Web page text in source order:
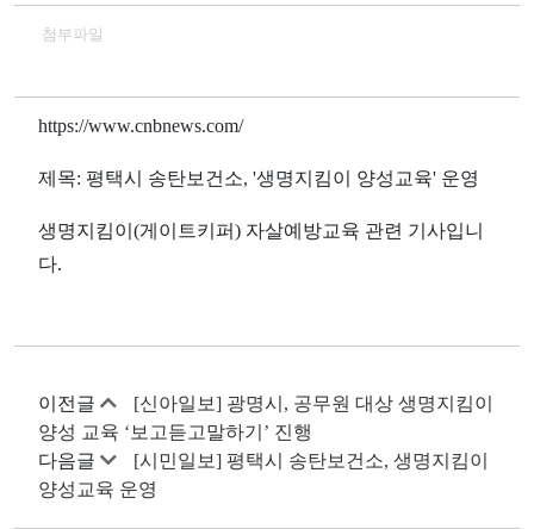
첨부파일
https://www.cnbnews.com/
제목: 평택시 송탄보건소, '생명지킴이 양성교육' 운영
생명지킴이(게이트키퍼) 자살예방교육 관련 기사입니
다.
이전글
[신아일보] 광명시, 공무원 대상 생명지킴이
양성 교육 ‘보고듣고말하기’ 진행
다음글
[시민일보] 평택시 송탄보건소, 생명지킴이
양성교육 운영